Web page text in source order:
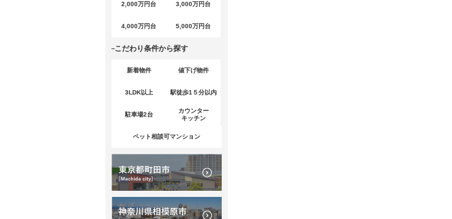
2,000万円台 3,000万円台
4,000万円台 5,000万円台
こだわり条件から探す
新着物件 値下げ物件
3LDK以上 駅徒歩1５分以内
駐車場2台
カウンター
キッチン
ペット相談可マンション